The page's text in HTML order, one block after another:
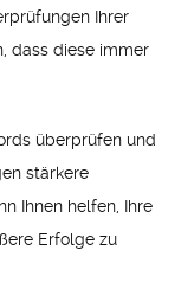
Ihrer
dass diese immer
überprüfen und
stärkere
Ihnen helfen, Ihre
Erfolge zu